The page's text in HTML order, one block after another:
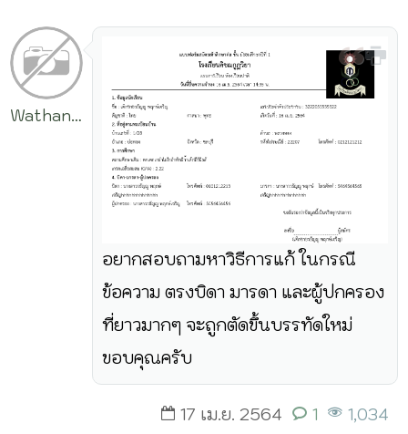
Wathanyu
Phukcharoen
อยากสอบถามหาวิธีการแก้ ในกรณี
ข้อความ ตรงบิดา มารดา และผู้ปกครอง
ที่ยาวมากๆ จะถูกตัดขึ้นบรรทัดใหม่
ขอบคุณครับ
17 เม.ย. 2564 1 1,034